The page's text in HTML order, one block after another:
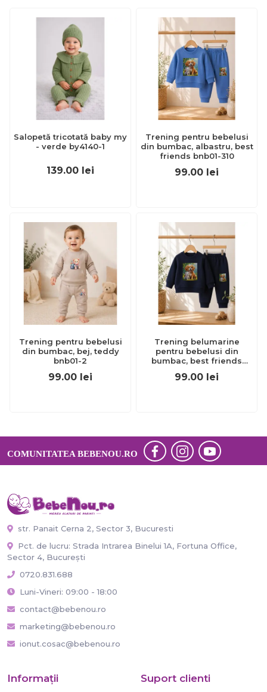
Salopetă tricotată baby my
- verde by4140-1
139.00 lei
Trening pentru bebelusi
din bumbac, albastru, best
friends bnb01-310
99.00 lei
Trening pentru bebelusi
din bumbac, bej, teddy
bnb01-2
99.00 lei
Trening belumarine
pentru bebelusi din
bumbac, best friends
99.00 lei
COMUNITATEA BEBENOU.RO
str. Panait Cerna 2, Sector 3, Bucuresti
Pct. de lucru: Strada Intrarea Binelui 1A, Fortuna Office,
Sector 4, București
0720.831.688
Luni-Vineri: 09:00 - 18:00
contact@bebenou.ro
marketing@bebenou.ro
ionut.cosac@bebenou.ro
Informaţii Suport clienti